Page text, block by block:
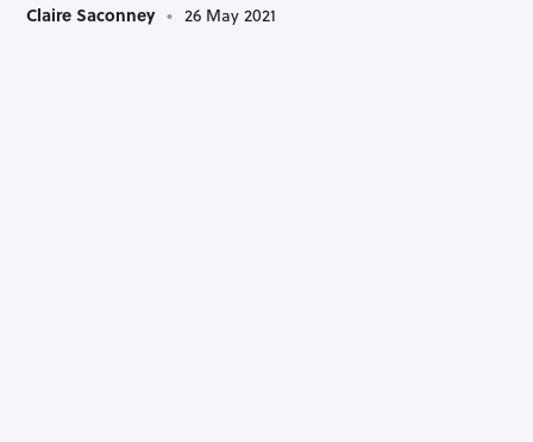
Claire Saconney 26 May 2021